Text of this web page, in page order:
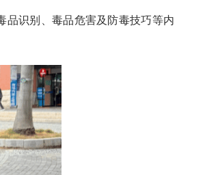
品识别、毒品危害及防毒技巧等内